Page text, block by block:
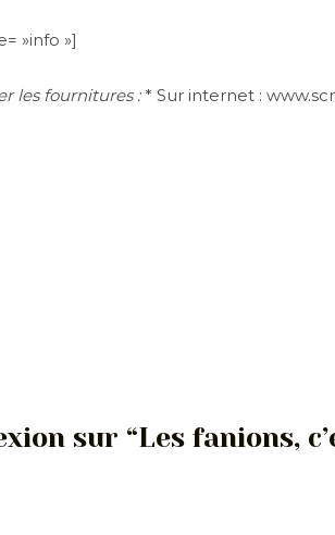
»info »]
les fournitures :* Sur internet :
sur “Les fanions,